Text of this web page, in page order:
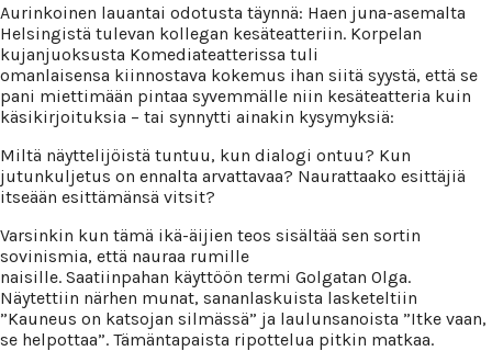
Aurinkoinen lauantai odotusta täynnä: Haen juna-asemalta
Helsingistä tulevan kollegan kesäteatteriin. Korpelan
kujanjuoksusta Komediateatterissa tuli
omanlaisensa kiinnostava kokemus ihan siitä syystä, että se
pani miettimään pintaa syvemmälle niin kesäteatteria kuin
käsikirjoituksia – tai synnytti ainakin kysymyksiä:
Miltä näyttelijöistä tuntuu, kun dialogi ontuu? Kun
jutunkuljetus on ennalta arvattavaa? Naurattaako esittäjiä
itseään esittämänsä vitsit?
Varsinkin kun tämä ikä-äijien teos sisältää sen sortin
sovinismia, että nauraa rumille
naisille. Saatiinpahan käyttöön termi Golgatan Olga.
Näytettiin närhen munat, sananlaskuista lasketeltiin
”Kauneus on katsojan silmässä” ja laulunsanoista ”Itke vaan,
se helpottaa”. Tämäntapaista ripottelua pitkin matkaa.